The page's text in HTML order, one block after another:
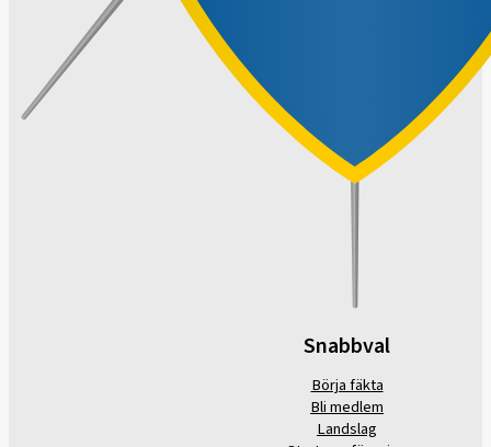
Snabbval
Börja fäkta
Bli medlem
Landslag